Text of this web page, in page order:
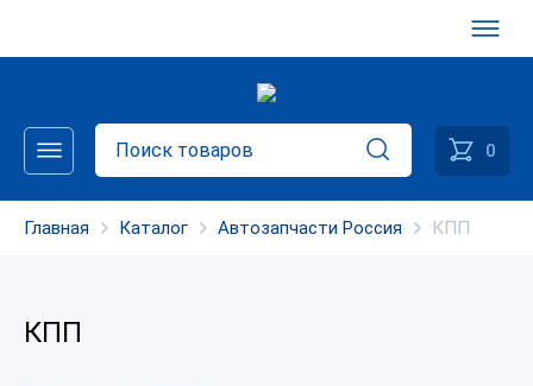
0
Главная Каталог Автозапчасти Россия КПП
КПП